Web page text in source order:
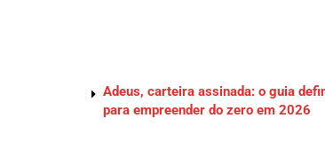
Adeus, carteira assinada: o guia
para empreender do zero em 2026